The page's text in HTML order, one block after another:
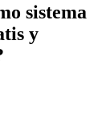
sistema
y